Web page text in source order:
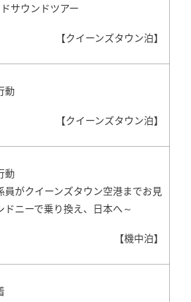
サウンドツアー
【クイーンズタウン泊】
動
【クイーンズタウン泊】
動
員がクイーンズタウン空港までお見
ドニーで乗り換え、日本へ～
【機中泊】